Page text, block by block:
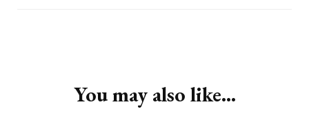
You may also like...